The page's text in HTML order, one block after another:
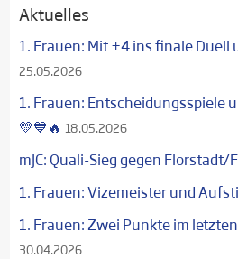
Aktuelles
1. Frauen: Mit +4 ins finale Duell
25.05.2026
1. Frauen: Entscheidungsspiele
💛💙🔥 18.05.2026
mJC: Quali-Sieg gegen Florstadt/
1. Frauen: Vizemeister und
1. Frauen: Zwei Punkte im
30.04.2026